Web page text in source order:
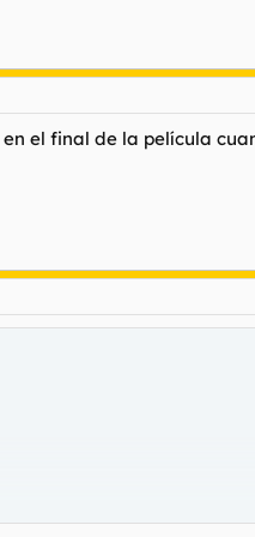
el final de la película